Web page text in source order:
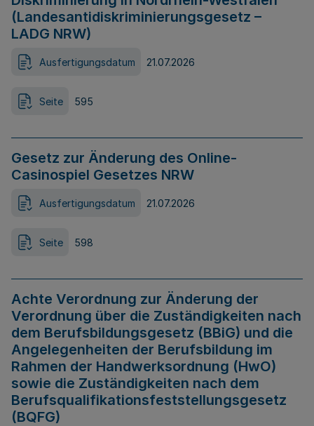
(Landesantidiskriminierungsgesetz –
LADG NRW)
Ausfertigungsdatum 21.07.2026
Seite 595
Gesetz zur Änderung des Online-
Casinospiel Gesetzes NRW
Ausfertigungsdatum 21.07.2026
Seite 598
Achte Verordnung zur Änderung der
Verordnung über die Zuständigkeiten nach
dem Berufsbildungsgesetz (BBiG) und die
Angelegenheiten der Berufsbildung im
Rahmen der Handwerksordnung (HwO)
sowie die Zuständigkeiten nach dem
Berufsqualifikationsfeststellungsgesetz
(BQFG)